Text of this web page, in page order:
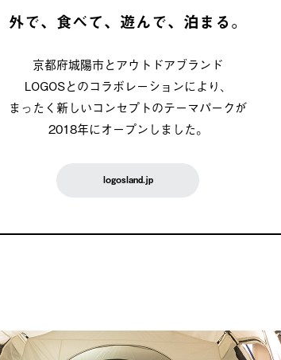
外で、食べて、遊んで、泊まる。
京都府城陽市とアウトドアブランド
LOGOSとのコラボレーションにより、
まったく新しいコンセプトのテーマパークが
2018年にオープンしました。
logosland.jp